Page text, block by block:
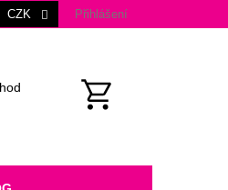
CZK Přihlášení